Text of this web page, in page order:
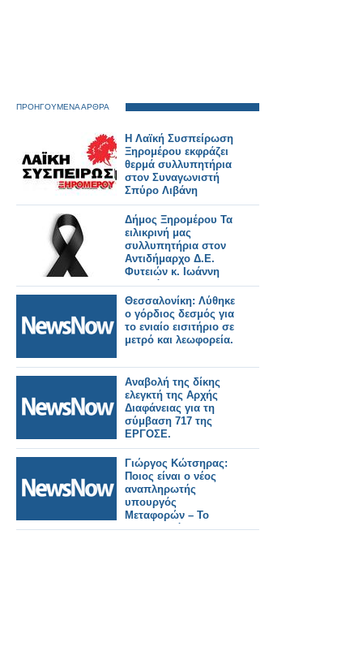
ΠΡΟΗΓΟΥΜΕΝΑ ΑΡΘΡΑ
Η Λαϊκή Συσπείρωση
Ξηρομέρου εκφράζει
θερμά συλλυπητήρια
στον Συναγωνιστή
Σπύρο Λιβάνη
Δήμος Ξηρομέρου Τα
ειλικρινή μας
συλλυπητήρια στον
Αντιδήμαρχο Δ.Ε.
Φυτειών κ. Ιωάννη
Φλωρόπουλο,
Θεσσαλονίκη: Λύθηκε
ο γόρδιος δεσμός για
το ενιαίο εισιτήριο σε
μετρό και λεωφορεία.
Αναβολή της δίκης
ελεγκτή της Αρχής
Διαφάνειας για τη
σύμβαση 717 της
ΕΡΓΟΣΕ.
Γιώργος Κώτσηρας:
Ποιος είναι ο νέος
αναπληρωτής
υπουργός
Μεταφορών – Το
βιογραφικό του.